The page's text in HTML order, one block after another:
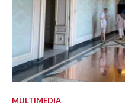
MULTIMEDIA